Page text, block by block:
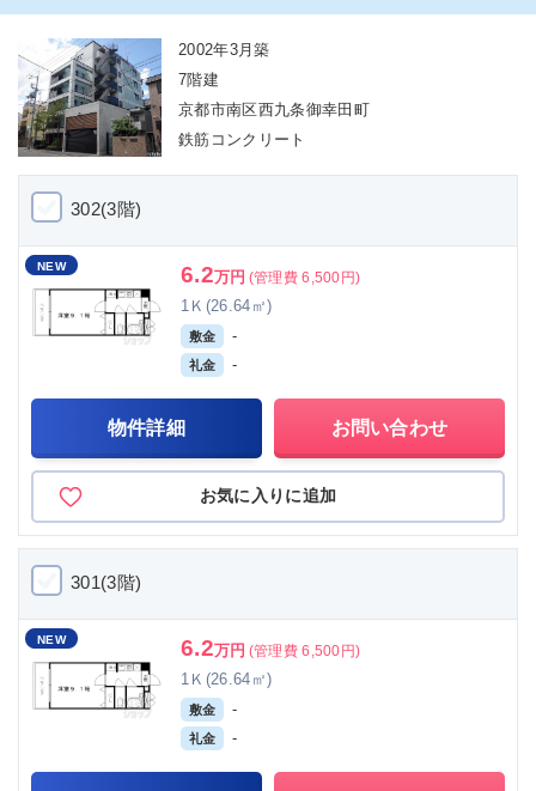
2002年3月築
7階建
京都市南区西九条御幸田町
鉄筋コンクリート
302(3階)
NEW 6.2万円 (管理費 6,500円)
1Ｋ(26.64㎡)
敷金 -
礼金 -
物件詳細 お問い合わせ
お気に入りに追加
301(3階)
NEW 6.2万円 (管理費 6,500円)
1Ｋ(26.64㎡)
敷金 -
礼金 -